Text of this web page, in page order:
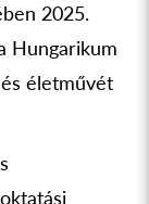
2025.
Hungarikum
életművét